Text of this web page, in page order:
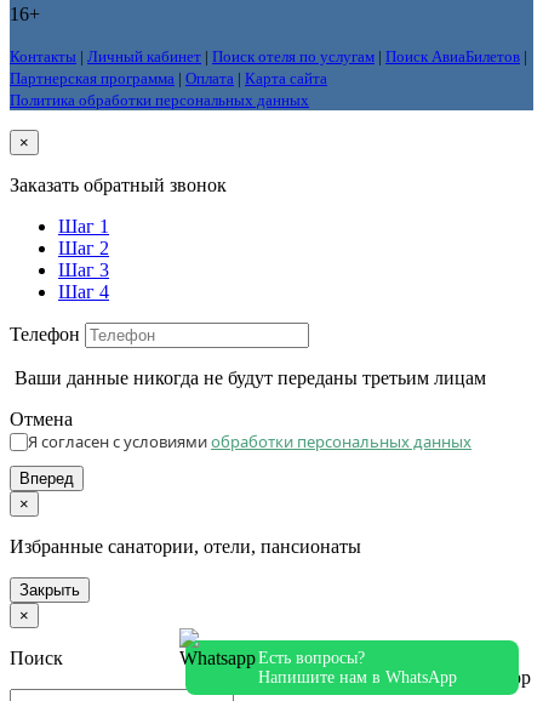
16+
Контакты | Личный кабинет | Поиск отеля по услугам | Поиск АвиаБилетов |
Партнерская программа | Оплата | Карта сайта
Политика обработки персональных данных
Есть вопросы?
Напишите нам в WhatsApp
×
Заказать обратный звонок
Шаг 1
Шаг 2
Шаг 3
Шаг 4
Телефон
Ваши данные никогда не будут переданы третьим лицам
Отмена
Я согласен с условиямиобработки персональных данных
Вперед
×
Избранные санатории, отели, пансионаты
Закрыть
×
Поиск